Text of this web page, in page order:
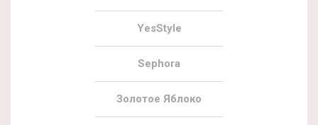
YesStyle
Sephora
Золотое Яблоко